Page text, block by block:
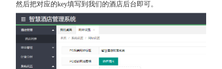
然后把对应的key填写到我们的酒店后台即可。